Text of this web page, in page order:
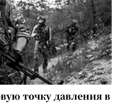
точку давления в